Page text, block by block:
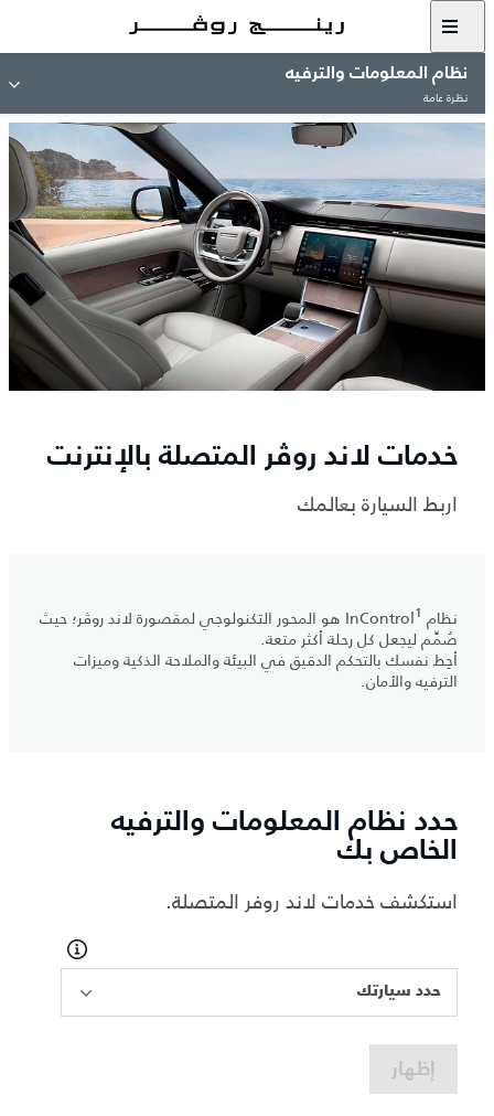
نظام المعلومات والترفيه
نظرة عامة
خدمات لاند روڤر المتصلة بالإنترنت
اربط السيارة بعالمك
نظام InControl 1
هو المحور التكنولوجي لمقصورة لاند روڤر؛ حيث
صُمِّم ليجعل كل رحلة أكثر متعة.
أحِط نفسك بالتحكم الدقيق في البيئة والملاحة الذكية وميزات
الترفيه والأمان.
حدد نظام المعلومات والترفيه
الخاص بك
استكشف خدمات لاند روفر المتصلة.
حدد سيارتك
إظهار